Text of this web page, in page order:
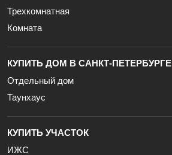
Трехкомнатная
Комната
КУПИТЬ ДОМ В САНКТ-ПЕТЕРБУРГЕ
Отдельный дом
Таунхаус
КУПИТЬ УЧАСТОК
ИЖС